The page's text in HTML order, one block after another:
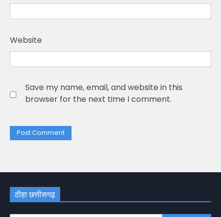
Website
Save my name, email, and website in this
browser for the next time I comment.
ठीहा छत्तीसगढ़